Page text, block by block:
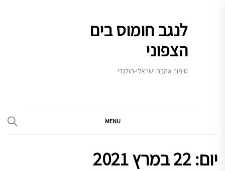
לנגב חומוס בים
הצפוני
סיפור אהבה ישראלי-הולנדי
MENU
יום:22 במרץ 2021